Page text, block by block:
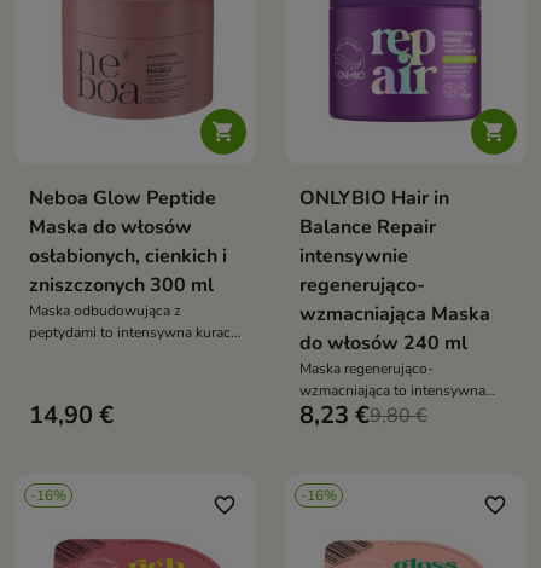

Neboa Glow Peptide
Maska do włosów
osłabionych, cienkich i
zniszczonych 300 ml
Maska odbudowująca z
peptydami to intensywna kuracja
14,90 €

ONLYBIO Hair in
Balance Repair
intensywnie
regenerująco-
wzmacniająca Maska
do włosów 240 ml
Maska regenerująco-
wzmacniająca to intensywna
kuracja, która odbudowuje
8,23 €9,80 €
-16% favorite_border -16% favorite_border